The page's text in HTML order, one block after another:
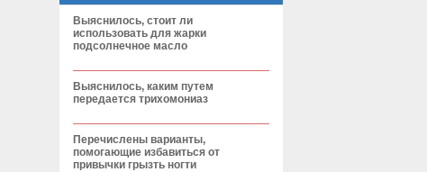
Выяснилось, стоит ли
использовать для жарки
подсолнечное масло
Выяснилось, каким путем
передается трихомониаз
Перечислены варианты,
помогающие избавиться от
привычки грызть ногти